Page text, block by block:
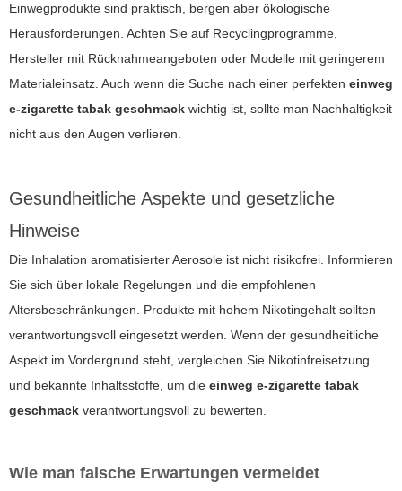
Einwegprodukte sind praktisch, bergen aber ökologische
Herausforderungen. Achten Sie auf Recyclingprogramme,
Hersteller mit Rücknahmeangeboten oder Modelle mit geringerem
Materialeinsatz. Auch wenn die Suche nach einer perfekten einweg
e-zigarette tabak geschmack wichtig ist, sollte man Nachhaltigkeit
nicht aus den Augen verlieren.
Gesundheitliche Aspekte und gesetzliche
Hinweise
Die Inhalation aromatisierter Aerosole ist nicht risikofrei. Informieren
Sie sich über lokale Regelungen und die empfohlenen
Altersbeschränkungen. Produkte mit hohem Nikotingehalt sollten
verantwortungsvoll eingesetzt werden. Wenn der gesundheitliche
Aspekt im Vordergrund steht, vergleichen Sie Nikotinfreisetzung
und bekannte Inhaltsstoffe, um die einweg e-zigarette tabak
geschmack verantwortungsvoll zu bewerten.
Wie man falsche Erwartungen vermeidet